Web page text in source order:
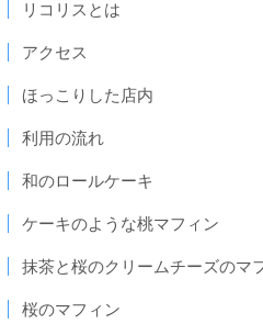
リコリスとは
アクセス
ほっこりした店内
利用の流れ
和のロールケーキ
ケーキのような桃マフィン
抹茶と桜のクリームチーズのマ
桜のマフィン